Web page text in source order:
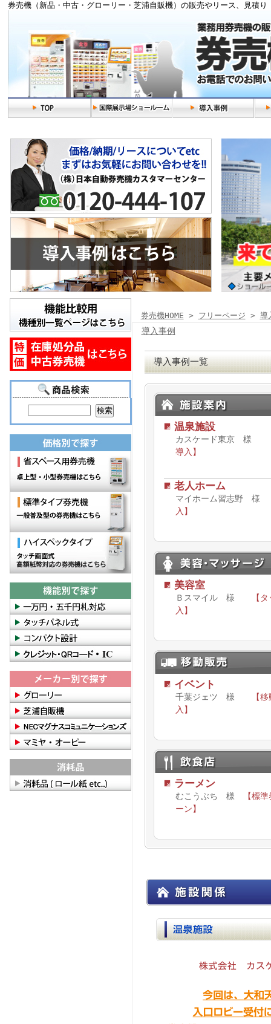
券売機（新品・中古・グローリー・芝浦自販機）の販売やリース、見積り
券売機HOME > フリーページ > 導
導入事例
導入事例一覧
温泉施設
カスケード東京 様
導入】
老人ホーム
マイホーム習志野
入】
美容室
Ｂスマイル 様
【
入】
イベント
千葉ジェツ 様
【
入】
ラーメン
むこうぶち 様
【標
ーン】